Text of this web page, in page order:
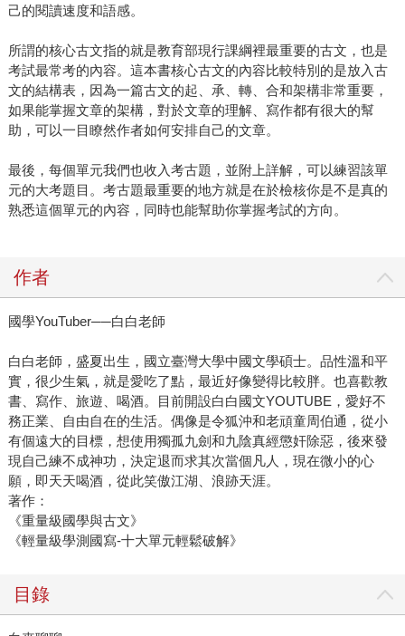
己的閱讀速度和語感。
所謂的核心古文指的就是教育部現行課綱裡最重要的古文，也是
考試最常考的內容。這本書核心古文的內容比較特別的是放入古
文的結構表，因為一篇古文的起、承、轉、合和架構非常重要，
如果能掌握文章的架構，對於文章的理解、寫作都有很大的幫
助，可以一目瞭然作者如何安排自己的文章。
最後，每個單元我們也收入考古題，並附上詳解，可以練習該單
元的大考題目。考古題最重要的地方就是在於檢核你是不是真的
熟悉這個單元的內容，同時也能幫助你掌握考試的方向。
作者
國學YouTuber──白白老師
白白老師，盛夏出生，國立臺灣大學中國文學碩士。品性溫和平
實，很少生氣，就是愛吃了點，最近好像變得比較胖。也喜歡教
書、寫作、旅遊、喝酒。目前開設白白國文YOUTUBE，愛好不
務正業、自由自在的生活。偶像是令狐沖和老頑童周伯通，從小
有個遠大的目標，想使用獨孤九劍和九陰真經懲奸除惡，後來發
現自己練不成神功，決定退而求其次當個凡人，現在微小的心
願，即天天喝酒，從此笑傲江湖、浪跡天涯。
著作：
《重量級國學與古文》
《輕量級學測國寫-十大單元輕鬆破解》
目錄